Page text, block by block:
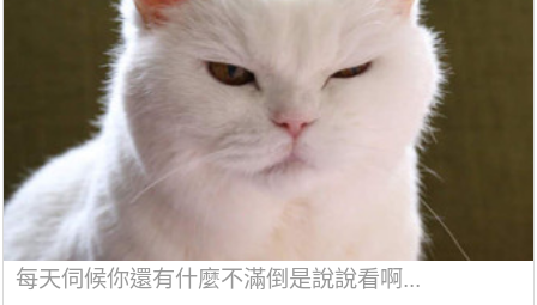
每天伺候你還有什麼不滿倒是說說看啊...